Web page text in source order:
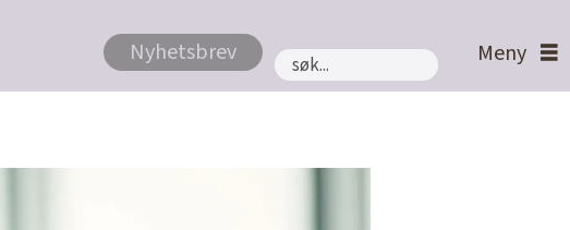
Nyhetsbrev
Søk